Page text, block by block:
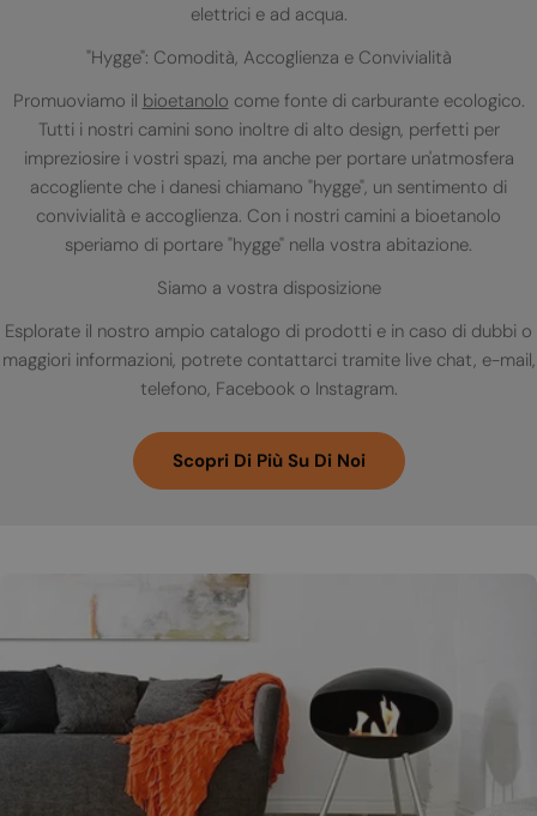
elettrici e ad acqua.
"Hygge": Comodità, Accoglienza e Convivialità
Promuoviamo il bioetanolo come fonte di carburante ecologico.
Tutti i nostri camini sono inoltre di alto design, perfetti per
impreziosire i vostri spazi, ma anche per portare un'atmosfera
accogliente che i danesi chiamano "hygge", un sentimento di
convivialità e accoglienza. Con i nostri camini a bioetanolo
speriamo di portare "hygge" nella vostra abitazione.
Siamo a vostra disposizione
Esplorate il nostro ampio catalogo di prodotti e in caso di dubbi o
maggiori informazioni, potrete contattarci tramite live chat, e-mail,
telefono, Facebook o Instagram.
Scopri Di Più Su Di Noi